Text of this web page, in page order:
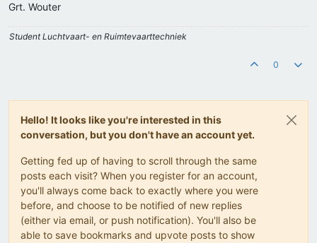
Grt. Wouter
Student Luchtvaart- en Ruimtevaarttechniek
0
Hello! It looks like you're interested in this
conversation, but you don't have an account yet.
Getting fed up of having to scroll through the same
posts each visit? When you register for an account,
you'll always come back to exactly where you were
before, and choose to be notified of new replies
(either via email, or push notification). You'll also be
able to save bookmarks and upvote posts to show